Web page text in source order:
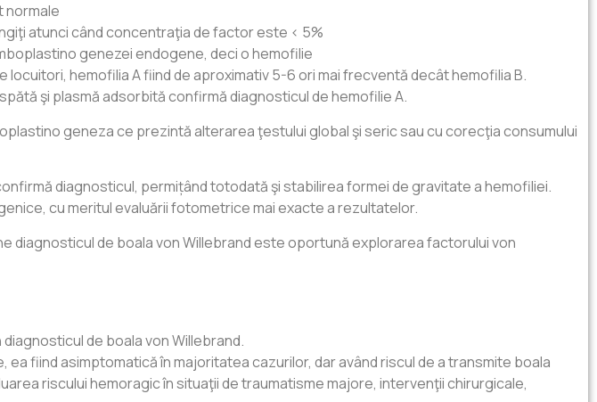
normale
atunci când concentraţia de factor este < 5%
genezei endogene, deci o hemofilie
hemofilia A fiind de aproximativ 5-6 ori mai frecventă decât hemofilia B.
şi plasmă adsorbită confirmă diagnosticul de hemofilie A.
geneza ce prezintă alterarea ţestului global şi seric sau cu corecţia consumului
diagnosticul, permițând totodată şi stabilirea formei de gravitate a hemofiliei.
cu meritul evaluării fotometrice mai exacte a rezultatelor.
diagnosticul de boala von Willebrand este oportună explorarea factorului von
de boala von Willebrand.
fiind asimptomatică în majoritatea cazurilor, dar având riscul de a transmite boala
riscului hemoragic în situaţii de traumatisme majore, intervenţii chirurgicale,